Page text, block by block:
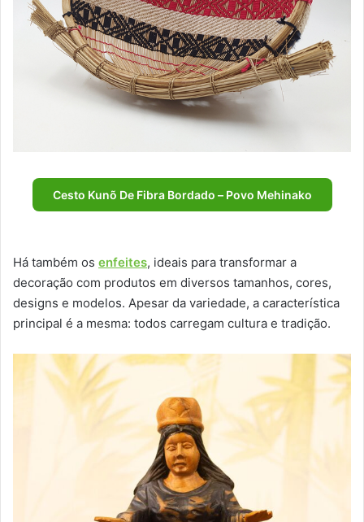
Cesto Kunõ De Fibra Bordado – Povo Mehinako
Há também os enfeites, ideais para transformar a
decoração com produtos em diversos tamanhos, cores,
designs e modelos. Apesar da variedade, a característica
principal é a mesma: todos carregam cultura e tradição.